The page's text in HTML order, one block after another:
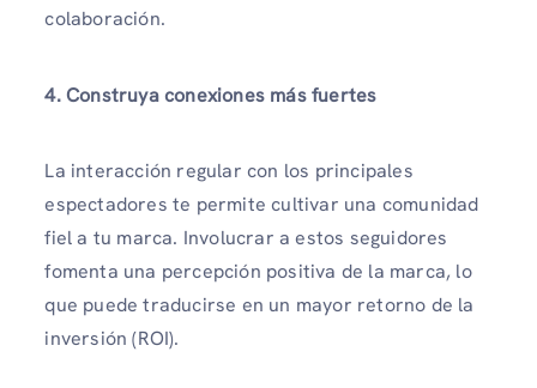
colaboración.
4. Construya conexiones más fuertes
La interacción regular con los principales
espectadores te permite cultivar una comunidad
fiel a tu marca. Involucrar a estos seguidores
fomenta una percepción positiva de la marca, lo
que puede traducirse en un mayor retorno de la
inversión (ROI).